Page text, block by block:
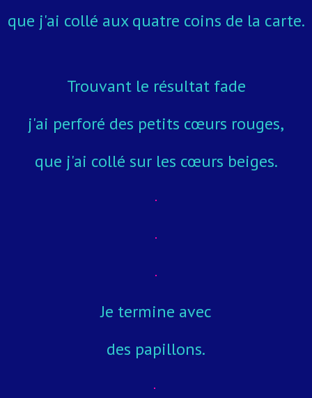
que j'ai collé aux quatre coins de la carte.
Trouvant le résultat fade
j'ai perforé des petits cœurs rouges,
que j'ai collé sur les cœurs beiges.
Je termine avec
des papillons.